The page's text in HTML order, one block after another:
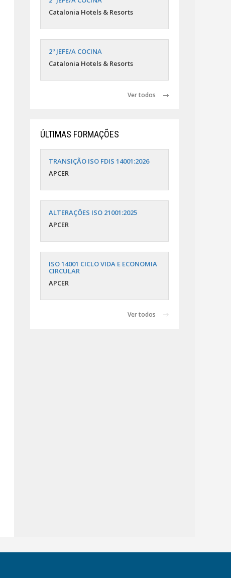
Catalonia Hotels & Resorts
2º JEFE/A COCINA
Catalonia Hotels & Resorts
Ver todos
ÚLTIMAS FORMAÇÕES
TRANSIÇÃO ISO FDIS 14001:2026
APCER
ALTERAÇÕES ISO 21001:2025
APCER
ISO 14001 CICLO VIDA E ECONOMIA
CIRCULAR
APCER
Ver todos